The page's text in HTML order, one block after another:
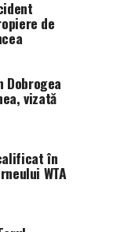
de
Dobrogea
vizată
în
WTA